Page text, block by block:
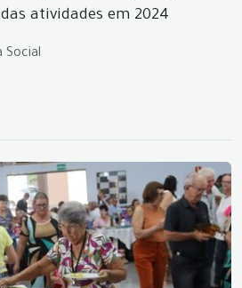
atividades em 2024
Social